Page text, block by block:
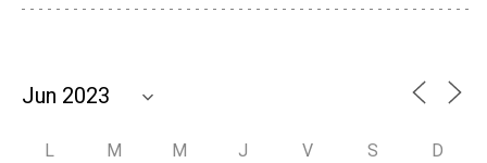
L M M J V S D